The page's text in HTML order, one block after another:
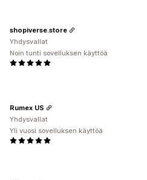
shopiverse.store
Yhdysvallat
Noin tunti sovelluksen käyttöä
Rumex US
Yhdysvallat
Yli vuosi sovelluksen käyttöä